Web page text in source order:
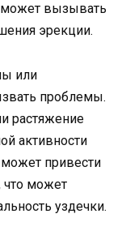
может вызывать
эрекции.
или
проблемы.
растяжение
активности
может привести
что может
уздечки.